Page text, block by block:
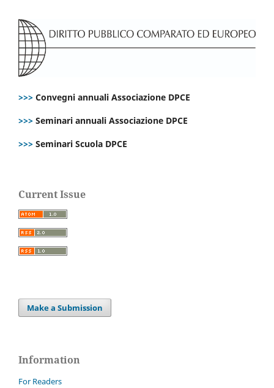
>>> Convegni annuali Associazione DPCE
>>> Seminari annuali Associazione DPCE
>>> Seminari Scuola DPCE
Current Issue
Make a Submission
Information
For Readers